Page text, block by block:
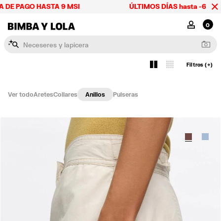
HASTA 9 MSI ÚLTIMOS DÍAS hasta -60% +
MI CUENTA
0
Neceseres y lapicera
4 Filtros (+)
Ver todoAretesCollares Anillos Pulseras